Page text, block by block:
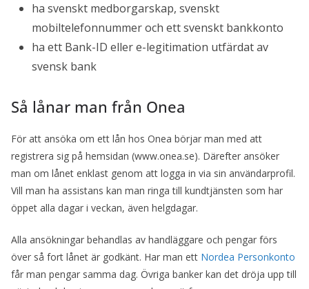
ha svenskt medborgarskap, svenskt
mobiltelefonnummer och ett svenskt bankkonto
ha ett Bank-ID eller e-legitimation utfärdat av
svensk bank
Så lånar man från Onea
För att ansöka om ett lån hos Onea börjar man med att
registrera sig på hemsidan (www.onea.se). Därefter ansöker
man om lånet enklast genom att logga in via sin användarprofil.
Vill man ha assistans kan man ringa till kundtjänsten som har
öppet alla dagar i veckan, även helgdagar.
Alla ansökningar behandlas av handläggare och pengar förs
över så fort lånet är godkänt. Har man ett Nordea Personkonto
får man pengar samma dag. Övriga banker kan det dröja upp till